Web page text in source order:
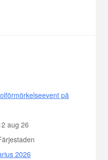
på
aug 26
2026